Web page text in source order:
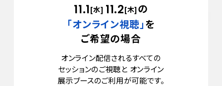
11.1[水] 11.2[木]の
「オンライン視聴」を
ご希望の場合
オンライン配信されるすべての
セッションのご視聴と オンライン
展示ブースのご利用が可能です。